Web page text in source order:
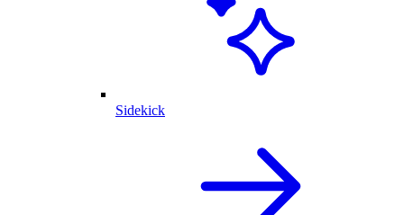
Sidekick